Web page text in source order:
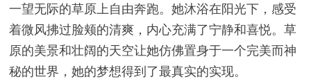
一望无际的草原上自由奔跑。她沐浴在阳光下，感受
着微风拂过脸颊的清爽，内心充满了宁静和喜悦。草
原的美景和壮阔的天空让她仿佛置身于一个完美而神
秘的世界，她的梦想得到了最真实的实现。